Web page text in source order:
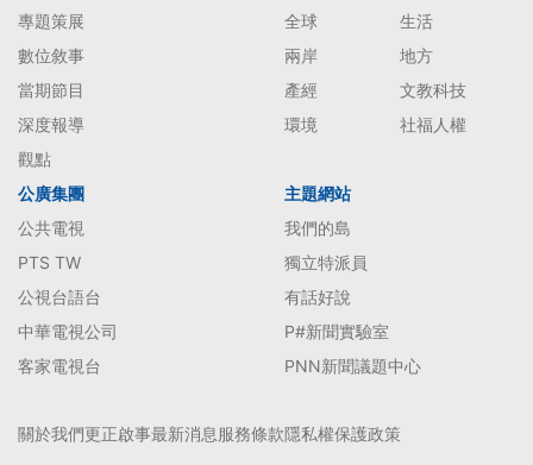
專題策展
數位敘事
當期節目
深度報導
觀點
全球
生活
兩岸
地方
產經
文教科技
環境
社福人權
公廣集團
公共電視
PTS TW
公視台語台
中華電視公司
客家電視台
主題網站
我們的島
獨立特派員
有話好說
P#新聞實驗室
PNN新聞議題中心
關於我們更正啟事最新消息服務條款隱私權保護政策